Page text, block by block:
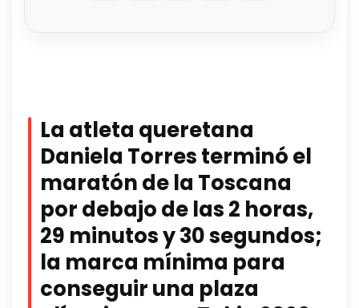
La atleta queretana
Daniela Torres terminó el
maratón de la Toscana
por debajo de las 2 horas,
29 minutos y 30 segundos;
la marca mínima para
conseguir una plaza